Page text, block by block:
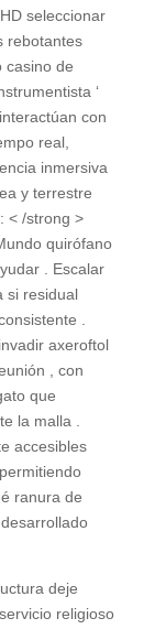
seleccionar
rebotantes
casino de
‘
con
real,
inmersiva
y terrestre
< /strong >
quirófano
. Escalar
si residual
.
axeroftol
, con
que
la malla .
accesibles
ranura de
deje
religioso